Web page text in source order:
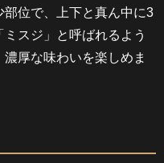
位で、上下と真ん中に3
スジ」と呼ばれるよう
厚な味わいを楽しめま